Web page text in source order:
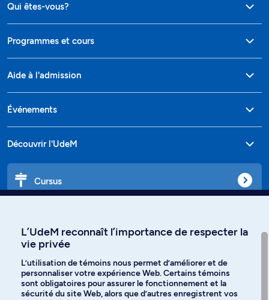
Qui êtes-vous?
Programmes et cours
Aide à l'admission
Événements
Découvrir l'UdeM
Cursus
Langues
L’UdeM reconnaît l’importance de respecter la
vie privée
L’utilisation de témoins nous permet d’améliorer et de
personnaliser votre expérience Web. Certains témoins
sont obligatoires pour assurer le fonctionnement et la
sécurité du site Web, alors que d’autres enregistrent vos